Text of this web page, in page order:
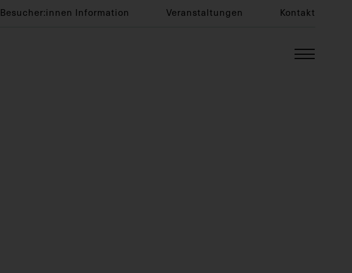
Besucher:innen Information Veranstaltungen Kontakt